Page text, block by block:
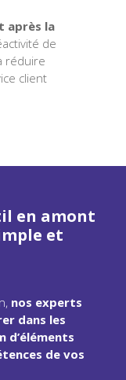
après la
de
réduire
client
en amont
et
nos experts
dans les
d’éléments
de vos